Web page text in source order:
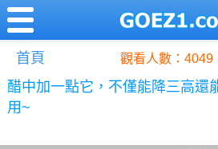
首頁 觀看人數：4049
醋中加一點它，不僅能降三高還
用~